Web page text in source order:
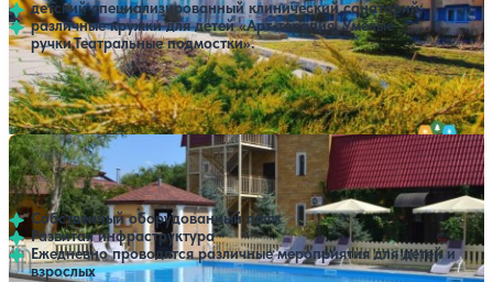
детский специализированный клинический санаторий;
различные кружки для детей «Арт-терапия, Умелые
ручки,Театральные подмостки».
Профилей лечения:1 Расстояние до пляжа: 800 метров.
Пансионат Дельфин
4.341 отзыв
Заозерное
Собственный оборудованный пляж
Развитая инфраструктура
Ежедневно проводятся различные мероприятия для детей и
взрослых
Нет цен или свободных мест на выбранные даты
Выбрать другой вариант